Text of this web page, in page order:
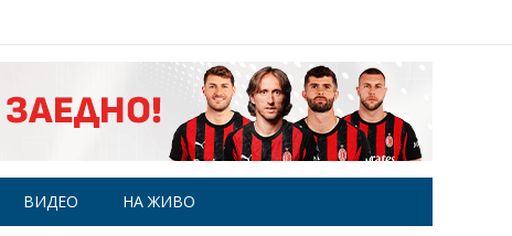
ВИДЕО НА ЖИВО